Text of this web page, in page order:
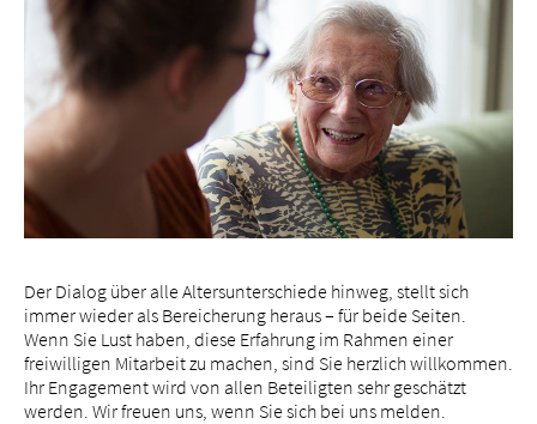
Tätigkeitsfelder
Portrait
bei uns arbeiten
Der Dialog über alle Altersunterschiede hinweg, stellt sich
immer wieder als Bereicherung heraus – für beide Seiten.
Wenn Sie Lust haben, diese Erfahrung im Rahmen einer
freiwilligen Mitarbeit zu machen, sind Sie herzlich willkommen.
Ihr Engagement wird von allen Beteiligten sehr geschätzt
werden. Wir freuen uns, wenn Sie sich bei uns melden.